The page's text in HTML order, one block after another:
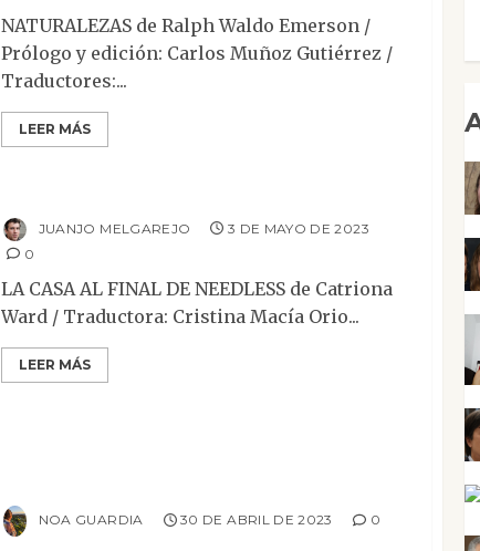
NATURALEZAS de Ralph Waldo Emerson /
Prólogo y edición: Carlos Muñoz Gutiérrez /
Traductores:...
LEER MÁS
Mesa de novedades
JUANJO MELGAREJO
3 DE MAYO DE 2023
0
LA CASA AL FINAL DE NEEDLESS de Catriona
Ward / Traductora: Cristina Macía Orio...
LEER MÁS
NOA GUARDIA 30 DE ABRIL DE 2023 0